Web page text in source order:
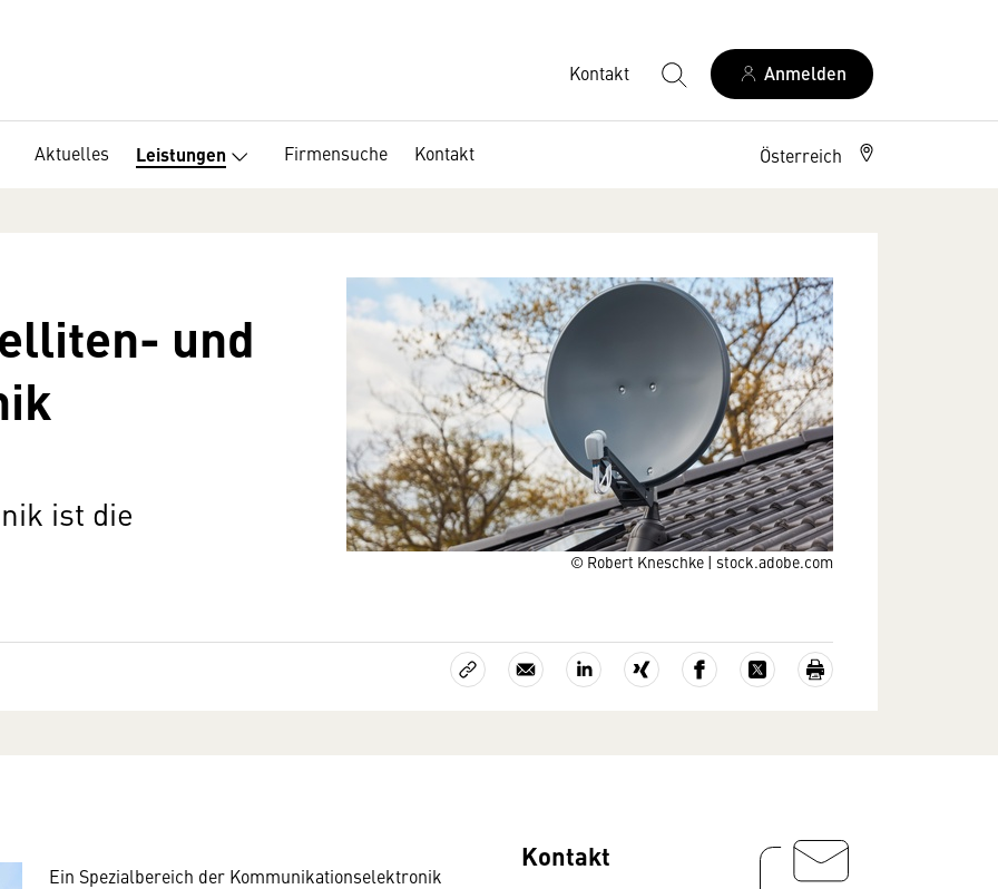
Kontakt Anmelden
Aktuelles Leistungen Firmensuche Kontakt Österreich
© Robert Kneschke | stock.adobe.com
und
ist die
Ein Spezialbereich der Kommunikationselektronik
Kontakt